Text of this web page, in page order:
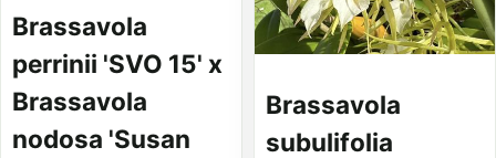
Brassavola
perrinii 'SVO 15' x
Brassavola
nodosa 'Susan
Brassavola
subulifolia